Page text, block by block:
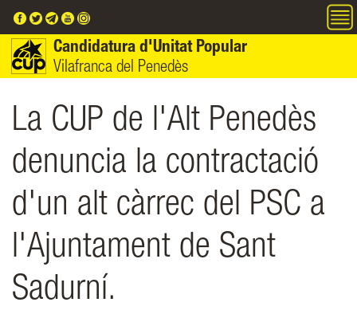
Candidatura d'Unitat Popular
Vilafranca del Penedès
La CUP de l'Alt Penedès
denuncia la contractació
d'un alt càrrec del PSC a
l'Ajuntament de Sant
Sadurní.